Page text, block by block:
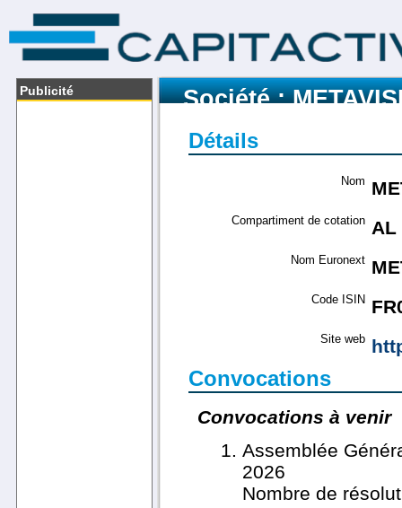
Publicité Société :
Détails
Nom
Compartiment de cotation AL
Nom Euronext
Code ISIN
Site web
Convocations
Convocations à venir
Assemblée
2026
Nombre de